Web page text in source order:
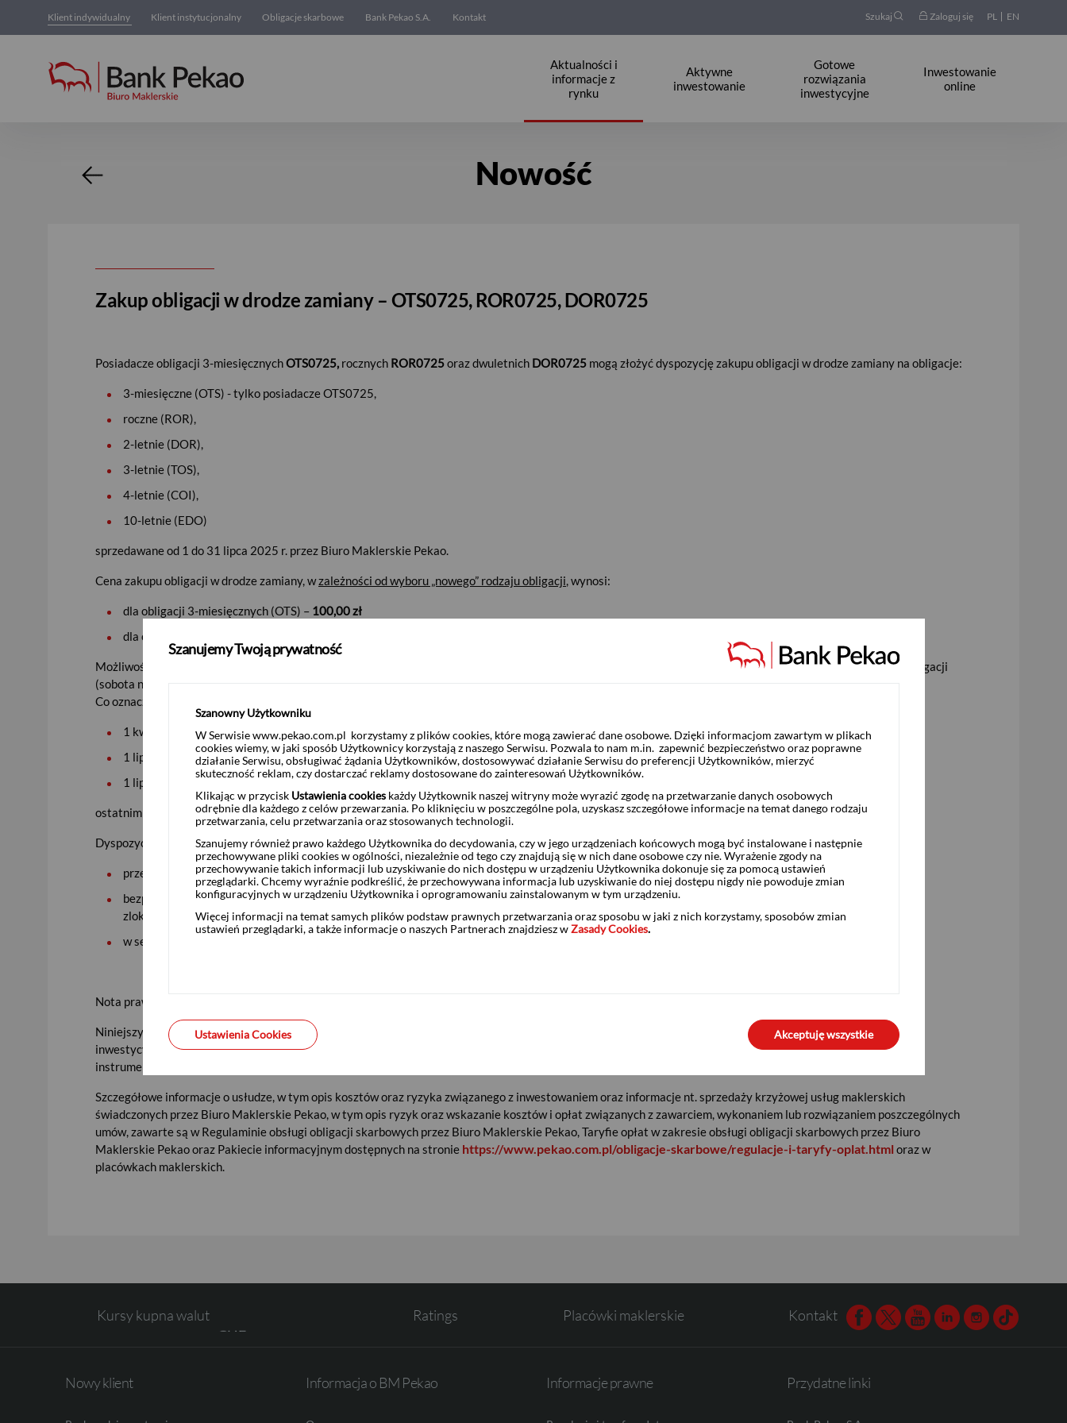
Klient indywidualny Klient instytucjonalny Obligacje skarbowe Bank Pekao S.A. Kontakt Szukaj Zaloguj się PL EN
Aktualności i
informacje z
rynku
Aktywne
inwestowanie
Gotowe
rozwiązania
inwestycyjne
Inwestowanie
online
Nowość Nowość
Zakup obligacji w drodze zamiany – OTS0725, ROR0725, DOR0725
Posiadacze obligacji 3-miesięcznychOTS0725, rocznych ROR0725oraz dwuletnich DOR0725 mogą złożyć dyspozycję zakupu obligacji w drodze zamiany na obligacje:
3-miesięczne (OTS) - tylko posiadacze OTS0725,
roczne (ROR),
2-letnie (DOR),
3-letnie (TOS),
4-letnie (COI),
10-letnie (EDO)
sprzedawane od 1 do 31 lipca 2025 r. przez Biuro Maklerskie Pekao.
Cena zakupu obligacji w drodze zamiany, wzależności od wyboru „nowego” rodzaju obligacji, wynosi:
dla obligacji 3-miesięcznych (OTS) – 100,00 zł
dla obligacji rocznych (ROR), 2-letnich (DOR), 3-letnich (TOS), 4-letnich (COI) i 10-letnich (EDO) –
Możliwość składania dyspozycji zamiany rozpoczyna się
, a kończy trzeciego dnia roboczego poprzedzającego dzień wykupu posiadanych obligacji
(sobota nie jest dniem roboczym).
Co oznacza, że np. dla posiadaczy obligacji pierwszej transzy, czyli nabytych:
1 kwietnia 2025 r. – w przypadku OTS0725
1 lipca 2024 r. – w przypadku ROR0725
1 lipca 2023 r. – w przypadku DOR0725
ostatnim dniem zakupu obligacji w drodze zamiany jest 26 czerwca 2025 r.
Dyspozycje zakupu obligacji w drodze zamiany można składać:
przez Internet w Pekao24 i aplikacji PeoPay,
bezpośrednio w Punktach Sprzedaży Obligacji zlokalizowanych w Punktach Obsługi Klientów Biura Maklerskiego Pekao i Punktach Usług Maklerskich
zlokalizowanych w wybranych oddziałach Banku Pekao S.A,
w serwisach telefonicznych Biura Maklerskiego Pekao.
Nota prawna:
Niniejszy materiał ma charakter reklamowy i informacyjny. Nie stanowi oferty w rozumieniu ustawy z dnia 23 kwietnia 1964 r. Kodeks cywilny, ani doradztwa
inwestycyjnego, podatkowego, nie jest poradą ani rekomendacją. Informacje zawarte w niniejszym materiale nie mogą być traktowane jako propozycja nabycia
instrumentów finansowych. Szczegółowe informacje dotyczące produktu określone są w liście emisyjnym.
Szczegółowe informacje o usłudze, w tym opis kosztów oraz ryzyka związanego z inwestowaniem oraz informacje nt. sprzedaży krzyżowej usług maklerskich
świadczonych przez Biuro Maklerskie Pekao, w tym opis ryzyk oraz wskazanie kosztów i opłat związanych z zawarciem, wykonaniem lub rozwiązaniem poszczególnych
umów, zawarte są w Regulaminie obsługi obligacji skarbowych przez Biuro Maklerskie Pekao, Taryfie opłat w zakresie obsługi obligacji skarbowych przez Biuro
Maklerskie Pekao oraz Pakiecie informacyjnym dostępnych na stronie https://www.pekao.com.pl/obligacje-skarbowe/regulacje-i-taryfy-oplat.html oraz w
placówkach maklerskich.
Kursy kupna walut
USD
Ratings Placówki maklerskie Kontakt Facebook
TwitterYoutubeLinkedinInstagram
TikTok
Nowy klient Informacja o BM Pekao Informacje prawne Przydatne linki
Szanujemy Twoją prywatność
Szanowny Użytkowniku
W Serwisie www.pekao.com.pl korzystamy z plików cookies, które mogą zawierać dane osobowe. Dzięki informacjom zawartym w plikach
cookies wiemy, w jaki sposób Użytkownicy korzystają z naszego Serwisu. Pozwala to nam m.in. zapewnić bezpieczeństwo oraz poprawne
działanie Serwisu, obsługiwać żądania Użytkowników, dostosowywać działanie Serwisu do preferencji Użytkowników, mierzyć
skuteczność reklam, czy dostarczać reklamy dostosowane do zainteresowań Użytkowników.
Klikając w przycisk Ustawienia cookies każdy Użytkownik naszej witryny może wyrazić zgodę na przetwarzanie danych osobowych
odrębnie dla każdego z celów przewarzania. Po kliknięciu w poszczególne pola, uzyskasz szczegółowe informacje na temat danego rodzaju
przetwarzania, celu przetwarzania oraz stosowanych technologii.
Szanujemy również prawo każdego Użytkownika do decydowania, czy w jego urządzeniach końcowych mogą być instalowane i następnie
przechowywane pliki cookies w ogólności, niezależnie od tego czy znajdują się w nich dane osobowe czy nie. Wyrażenie zgody na
przechowywanie takich informacji lub uzyskiwanie do nich dostępu w urządzeniu Użytkownika dokonuje się za pomocą ustawień
przeglądarki. Chcemy wyraźnie podkreślić, że przechowywana informacja lub uzyskiwanie do niej dostępu nigdy nie powoduje zmian
konfiguracyjnych w urządzeniu Użytkownika i oprogramowaniu zainstalowanym w tym urządzeniu.
Więcej informacji na temat samych plików podstaw prawnych przetwarzania oraz sposobu w jaki z nich korzystamy, sposobów zmian
ustawień przeglądarki, a także informacje o naszych Partnerach znajdziesz wZasady Cookies.
Ustawienia Cookies Akceptuję wszystkie